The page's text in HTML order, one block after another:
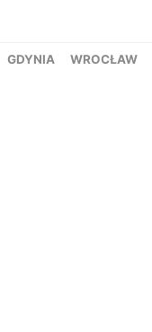
GDYNIA WROCŁAW